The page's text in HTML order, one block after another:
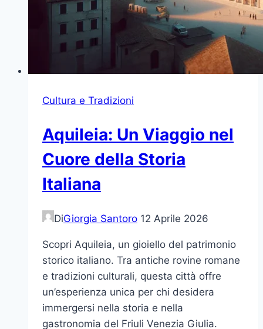
Cultura e Tradizioni
Aquileia: Un Viaggio nel
Cuore della Storia
Italiana
DiGiorgia Santoro 12 Aprile 2026
Scopri Aquileia, un gioiello del patrimonio
storico italiano. Tra antiche rovine romane
e tradizioni culturali, questa città offre
un’esperienza unica per chi desidera
immergersi nella storia e nella
gastronomia del Friuli Venezia Giulia.